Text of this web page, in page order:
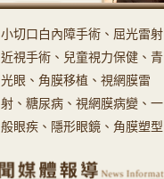
小切口白內障手術、屈光雷射
近視手術、兒童視力保健、青
光眼、角膜移植、視網膜雷
射、糖尿病、視網膜病變、一
般眼疾、隱形眼鏡、角膜塑型